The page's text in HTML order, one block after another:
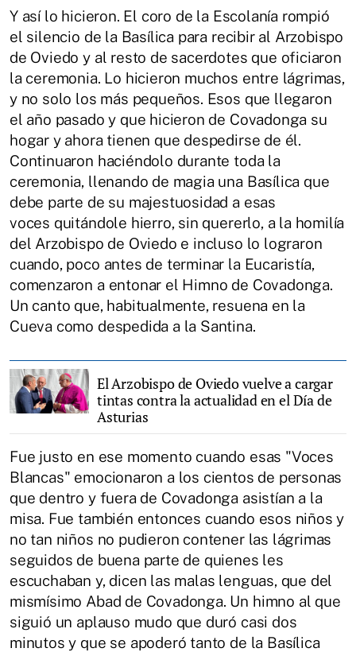
Y así lo hicieron. El coro de la Escolanía rompió
el silencio de la Basílica para recibir al Arzobispo
de Oviedo y al resto de sacerdotes que oficiaron
la ceremonia. Lo hicieron muchos entre lágrimas,
y no solo los más pequeños. Esos que llegaron
el año pasado y que hicieron de Covadonga su
hogar y ahora tienen que despedirse de él.
Continuaron haciéndolo durante toda la
ceremonia, llenando de magia una Basílica que
debe parte de su majestuosidad a esas
voces quitándole hierro, sin quererlo, a la homilía
del Arzobispo de Oviedo e incluso lo lograron
cuando, poco antes de terminar la Eucaristía,
comenzaron a entonar el Himno de Covadonga.
Un canto que, habitualmente, resuena en la
Cueva como despedida a la Santina.
El Arzobispo de Oviedo vuelve a cargar
tintas contra la actualidad en el Día de
Asturias
Fue justo en ese momento cuando esas "Voces
Blancas" emocionaron a los cientos de personas
que dentro y fuera de Covadonga asistían a la
misa. Fue también entonces cuando esos niños y
no tan niños no pudieron contener las lágrimas
seguidos de buena parte de quienes les
escuchaban y, dicen las malas lenguas, que del
mismísimo Abad de Covadonga. Un himno al que
siguió un aplauso mudo que duró casi dos
minutos y que se apoderó tanto de la Basílica